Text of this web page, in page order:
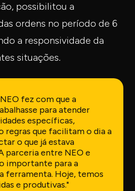
possibilitou a
ordens no período de 6
a responsividade da
situações.
fez com que a
para atender
específicas,
regras que facilitam o dia a
o que já estava
parceria entre NEO e
importante para a
ferramenta. Hoje, temos
e produtivas."